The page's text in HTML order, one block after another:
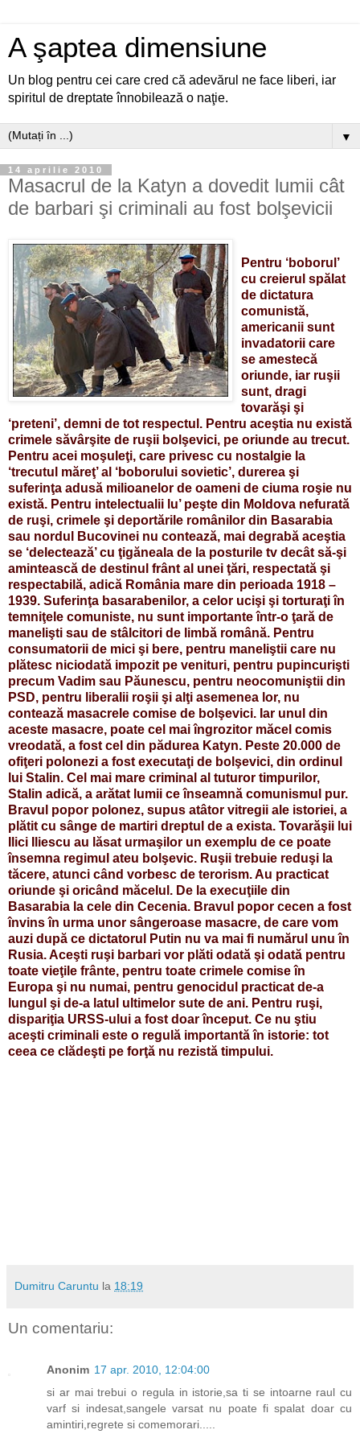
A şaptea dimensiune
Un blog pentru cei care cred că adevărul ne face liberi, iar
spiritul de dreptate înnobilează o naţie.
▼
14 aprilie 2010
Masacrul de la Katyn a dovedit lumii cât
de barbari şi criminali au fost bolşevicii
Pentru ‘boborul’
cu creierul spălat
de dictatura
comunistă,
americanii sunt
invadatorii care
se amestecă
oriunde, iar ruşii
sunt, dragi
tovarăşi şi
‘preteni’, demni de tot respectul. Pentru aceştia nu există
crimele săvârşite de ruşii bolşevici, pe oriunde au trecut.
Pentru acei moşuleţi, care privesc cu nostalgie la
‘trecutul măreţ’ al ‘boborului sovietic’, durerea şi
suferinţa adusă milioanelor de oameni de ciuma roşie nu
există. Pentru intelectualii lu’ peşte din Moldova nefurată
de ruşi, crimele şi deportările românilor din Basarabia
sau nordul Bucovinei nu contează, mai degrabă aceştia
se ‘delectează’ cu ţigăneala de la posturile tv decât să-şi
amintească de destinul frânt al unei ţări, respectată şi
respectabilă, adică România mare din perioada 1918 –
1939. Suferinţa basarabenilor, a celor ucişi şi torturaţi în
temniţele comuniste, nu sunt importante într-o ţară de
manelişti sau de stâlcitori de limbă română. Pentru
consumatorii de mici şi bere, pentru maneliştii care nu
plătesc niciodată impozit pe venituri, pentru pupincurişti
precum Vadim sau Păunescu, pentru neocomuniştii din
PSD, pentru liberalii roşii şi alţi asemenea lor, nu
contează masacrele comise de bolşevici. Iar unul din
aceste masacre, poate cel mai îngrozitor măcel comis
vreodată, a fost cel din pădurea Katyn. Peste 20.000 de
ofiţeri polonezi a fost executaţi de bolşevici, din ordinul
lui Stalin. Cel mai mare criminal al tuturor timpurilor,
Stalin adică, a arătat lumii ce înseamnă comunismul pur.
Bravul popor polonez, supus atâtor vitregii ale istoriei, a
plătit cu sânge de martiri dreptul de a exista. Tovarăşii lui
Ilici Iliescu au lăsat urmaşilor un exemplu de ce poate
însemna regimul ateu bolşevic. Ruşii trebuie reduşi la
tăcere, atunci când vorbesc de terorism. Au practicat
oriunde şi oricând măcelul. De la execuţiile din
Basarabia la cele din Cecenia. Bravul popor cecen a fost
învins în urma unor sângeroase masacre, de care vom
auzi după ce dictatorul Putin nu va mai fi numărul unu în
Rusia. Aceşti ruşi barbari vor plăti odată şi odată pentru
toate vieţile frânte, pentru toate crimele comise în
Europa şi nu numai, pentru genocidul practicat de-a
lungul şi de-a latul ultimelor sute de ani. Pentru ruşi,
dispariţia URSS-ului a fost doar început. Ce nu ştiu
aceşti criminali este o regulă importantă în istorie: tot
ceea ce clădeşti pe forţă nu rezistă timpului.
Dumitru Caruntu la 18:19
Un comentariu:
Anonim 17 apr. 2010, 12:04:00
si ar mai trebui o regula in istorie,sa ti se intoarne raul cu
varf si indesat,sangele varsat nu poate fi spalat doar cu
amintiri,regrete si comemorari.....